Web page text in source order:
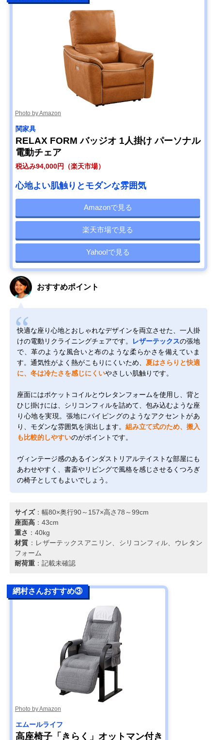
Photo by Amazon
関家具
RELAX FORM バッジオ 1人掛け パーソナル
電動チェア
税込み94,000円（楽天市場）
心地よい肌触りとモダンな雰囲気
Amazonで見る
楽天市場で見る
Yahoo!で見る
おすすめポイント
快適な座り心地とおしゃれなデザインを両立させた、一人掛
けの電動リクライニングチェアです。
レザーテックスの張地
で、革のような風合いと布のような柔らかさを備えていま
す。通気性がよく熱がこもりにくいため、 夏はさらりと快適
に、冬は冷たさを感じにくいやさしい肌触りです。
座面にはポケットコイルとウレタンフォームを使用し、背と
ひじ掛けには、シリコンフィルを詰めて、包み込むような座
り心地を実現。張地にパイピングのようなアクセントがあ
り、モダンな雰囲気を演出します。 組み立て式のため、搬入
も比較的しやすいのがポイントです。
ヴィンテージ感のあるインダストリアルテイストな部屋にも
あわせやすく、書斎やリビングで風格を感じさせるくつろぎ
の椅子としてもよいでしょう。
サイズ：幅80×奥行90～157×高さ78～99cm
座面高 ：43cm
重さ ：40kg
材質 ：レザーテックスアニリン、シリコンフィル、ウレタン
フォーム
耐荷重 ：記載未確認
網村さんおすすめ③
Photo by Amazon
エムールライフ
高座椅子「きらく」オットマン付き